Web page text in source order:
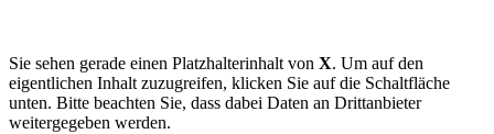
Sie sehen gerade einen Platzhalterinhalt von X. Um auf den
eigentlichen Inhalt zuzugreifen, klicken Sie auf die Schaltfläche
unten. Bitte beachten Sie, dass dabei Daten an Drittanbieter
weitergegeben werden.